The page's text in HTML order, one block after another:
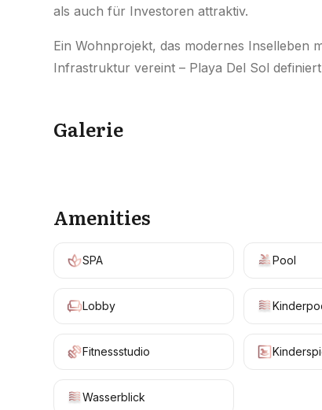
als auch für Investoren attraktiv.
Ein Wohnprojekt, das modernes Inselleben
Infrastruktur vereint – Playa Del Sol
Galerie
Amenities
SPA Pool
Lobby
Fitnessstudio
Wasserblick